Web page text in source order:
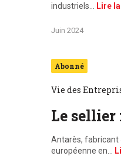
industriels…
Lire
Juin 2024
Abonné
Vie des
Le sellier
Antarès, fabricant
européenne en…